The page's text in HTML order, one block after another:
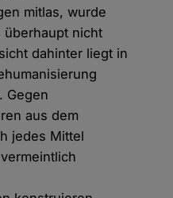
mitlas, wurde
überhaupt nicht
dahinter liegt in
Gegen
aus dem
jedes Mittel